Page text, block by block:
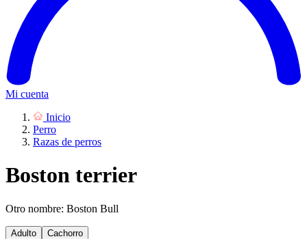
Mi cuenta
Inicio
Perro
Razas de perros
Boston terrier
Otro nombre: Boston Bull
Adulto Cachorro